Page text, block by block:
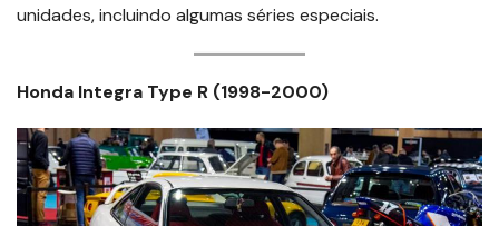
unidades, incluindo algumas séries especiais.
Honda Integra Type R (1998-2000)